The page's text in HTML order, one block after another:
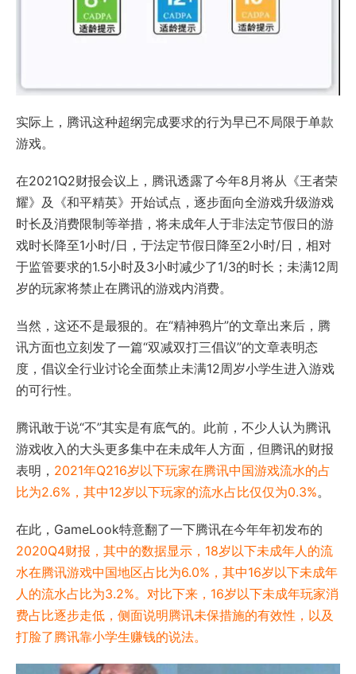
实际上，腾讯这种超纲完成要求的行为早已不局限于单款
游戏。
在2021Q2财报会议上，腾讯透露了今年8月将从《王者荣
耀》及《和平精英》开始试点，逐步面向全游戏升级游戏
时长及消费限制等举措，将未成年人于非法定节假日的游
戏时长降至1小时/日，于法定节假日降至2小时/日，相对
于监管要求的1.5小时及3小时减少了1/3的时长；未满12周
岁的玩家将禁止在腾讯的游戏内消费。
当然，这还不是最狠的。在“精神鸦片”的文章出来后，腾
讯方面也立刻发了一篇“双减双打三倡议”的文章表明态
度，倡议全行业讨论全面禁止未满12周岁小学生进入游戏
的可行性。
腾讯敢于说“不”其实是有底气的。此前，不少人认为腾讯
游戏收入的大头更多集中在未成年人方面，但腾讯的财报
表明， 2021年Q216岁以下玩家在腾讯中国游戏流水的占
比为2.6%，其中12岁以下玩家的流水占比仅仅为0.3%。
在此，GameLook特意翻了一下腾讯在今年年初发布的
2020Q4财报，其中的数据显示，18岁以下未成年人的流
水在腾讯游戏中国地区占比为6.0%，其中16岁以下未成年
人的流水占比为3.2%。对比下来，16岁以下未成年玩家消
费占比逐步走低，侧面说明腾讯未保措施的有效性，以及
打脸了腾讯靠小学生赚钱的说法。